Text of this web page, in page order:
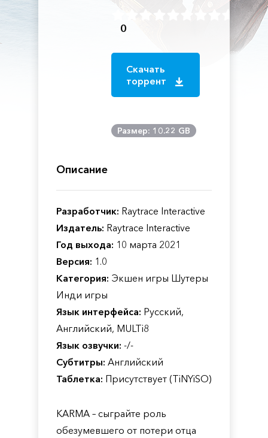
0
Скачать
торрент
Размер: 10.22 GB
Описание
Разработчик: Raytrace Interactive
Издатель: Raytrace Interactive
Год выхода: 10 марта 2021
Версия: 1.0
Категория: Экшен игры Шутеры
Инди игры
Язык интерфейса: Русский,
Английский, MULTi8
Язык озвучки: -/-
Субтитры: Английский
Таблетка: Присутствует (TiNYiSO)
KARMA – сыграйте роль
обезумевшего от потери отца